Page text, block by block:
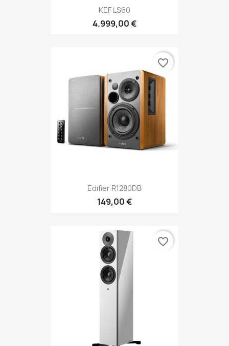
KEF LS60
4.999,00 €
Edifier R1280DB
149,00 €
favorite_border
favorite_border